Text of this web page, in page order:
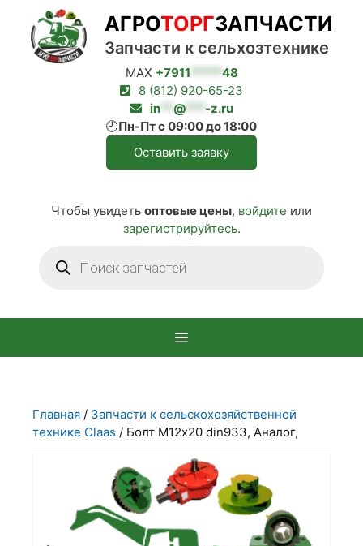
Перейти
содержимому
MAX +7911 ***** 48
8 (812) 920-65-23
in
@ *** -z.ru
🕘Пн-Пт с 09:00 до 18:00
Оставить заявку
Чтобы увидеть оптовые цены, войдите или
зарегистрируйтесь.
товаров
АГРОТОРГЗАПЧАСТИ
Запчасти к сельхозтехнике
Главная / Запчасти к сельскохозяйственной
технике Claas / Болт М12х20 din933, Аналог,